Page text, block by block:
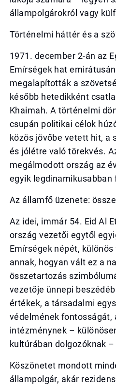
állampolgárokról vagy
Történelmi háttér és a
1971. december 2-án az
Emírségek hat
megalapították a
később hetedikként
Khaimah. A történelmi
csupán politikai célok
közös jövőbe vetett hit, a
és jólétre való törekvés.
megálmodott ország az
egyik
Az államfő üzenete:
Az idei, immár 54. Eid Al
ország vezetői egytől
Emírségek népét,
annak, hogyan vált ez a
összetartozás
vezetője ünnepi
értékek, a társadalmi
védelmének fontosságát,
intézménynek –
kultúrában dolgozóknak
Köszönetet mondott
állampolgár, akár